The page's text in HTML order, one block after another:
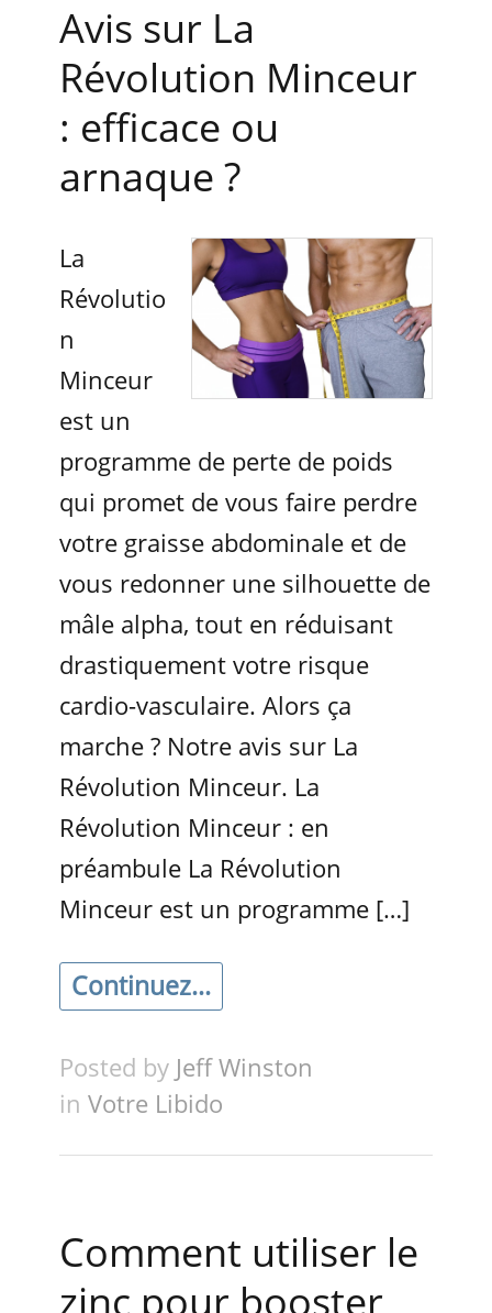
Avis sur La
Révolution Minceur
: efficace ou
arnaque ?
La
Révolutio
n
Minceur
est un
programme de perte de poids
qui promet de vous faire perdre
votre graisse abdominale et de
vous redonner une silhouette de
mâle alpha, tout en réduisant
drastiquement votre risque
cardio-vasculaire. Alors ça
marche ? Notre avis sur La
Révolution Minceur. La
Révolution Minceur : en
préambule La Révolution
Minceur est un programme […]
Continuez...
Posted by Jeff Winston
in Votre Libido
Comment utiliser le
zinc pour booster